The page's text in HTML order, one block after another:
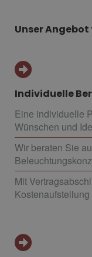
Unser Angebot
Individuelle
Eine individuelle
Wünschen und
Wir beraten Sie
Mit
Kostenaufstellung